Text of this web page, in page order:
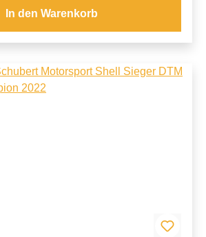
In den Warenkorb